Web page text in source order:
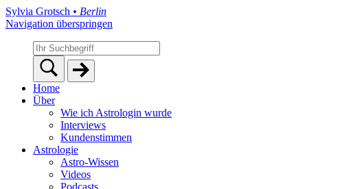
Sylvia Grotsch • Berlin
Navigation überspringen
Home
Über
Wie ich Astrologin wurde
Interviews
Kundenstimmen
Astrologie
Astro-Wissen
Videos
Podcasts